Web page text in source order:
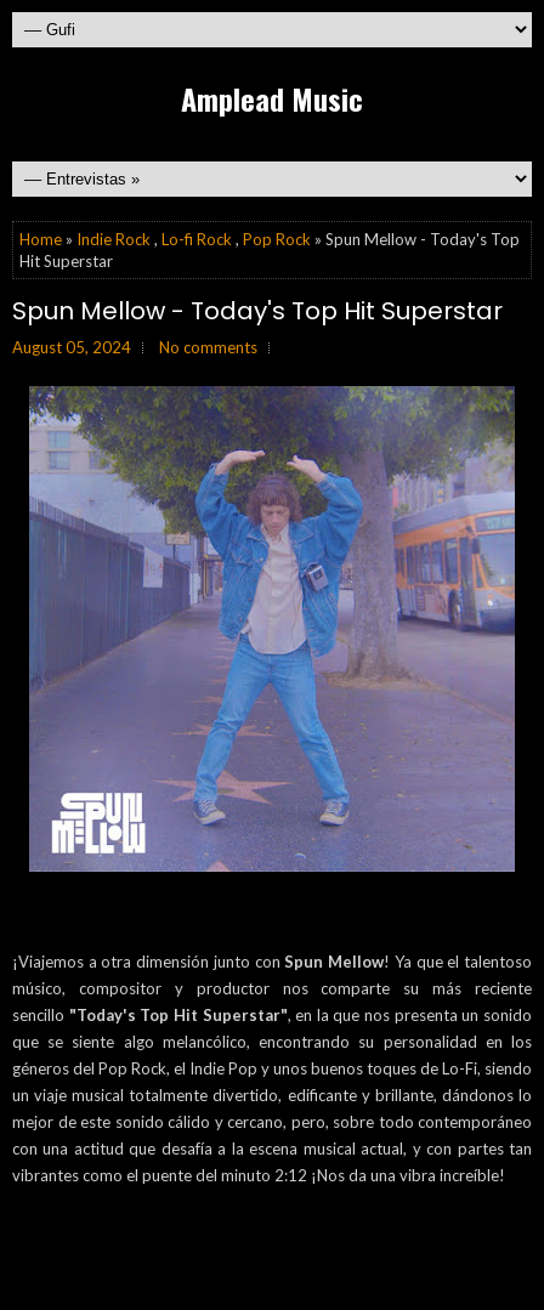
Amplead Music
Home » Indie Rock , Lo-fi Rock , Pop Rock » Spun Mellow - Today's Top
Hit Superstar
Spun Mellow - Today's Top Hit Superstar
August 05, 2024 No comments
¡Viajemos a otra dimensión junto conSpun Mellow! Ya que el talentoso
músico, compositor y productor nos comparte su más reciente
sencillo "Today's Top Hit Superstar", en la que nos presenta un sonido
que se siente algo melancólico, encontrando su personalidad en los
géneros del Pop Rock, el Indie Pop y unos buenos toques de Lo-Fi, siendo
un viaje musical totalmente divertido, edificante y brillante, dándonos lo
mejor de este sonido cálido y cercano, pero, sobre todo contemporáneo
con una actitud que desafía a la escena musical actual, y con partes tan
vibrantes como el puente del minuto 2:12 ¡Nos da una vibra increíble!